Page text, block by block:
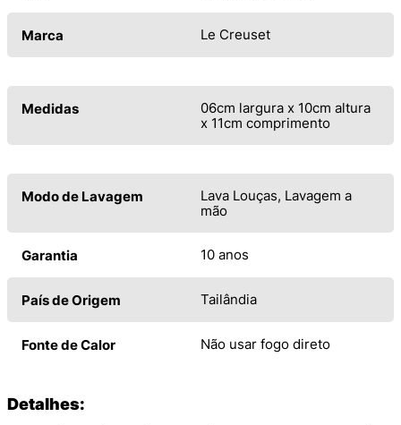
Marca Le Creuset
Medidas
06cm largura x 10cm altura
x 11cm comprimento
Modo de Lavagem
Lava Louças, Lavagem a
mão
Garantia 10 anos
País de Origem Tailândia
Fonte de Calor Não usar fogo direto
Detalhes: